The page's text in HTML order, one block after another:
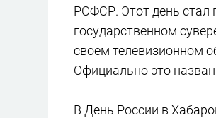
РСФСР. Этот день стал
государственном
своем телевизионном
Официально это
В День России в